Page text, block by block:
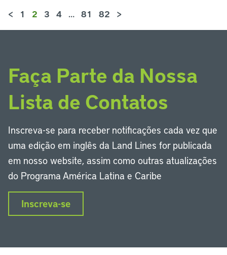
< 1 2 3 4 … 81 82 >
Faça Parte da Nossa
Lista de Contatos
Inscreva-se para receber notificações cada vez que
uma edição em inglês da Land Lines for publicada
em nosso website, assim como outras atualizações
do Programa América Latina e Caribe
Inscreva-se